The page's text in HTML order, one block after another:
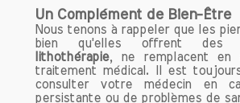
cornaline, vous pourriez
audacieux et prêt à relever
défis. C'est une pierre
l'assertivité, vous
d'exprimer vos pensées et
sans crainte.
Un Complément de Bien-Être
Nous tenons à rappeler que les
bien qu'elles offrent des
lithothérapie, ne remplacent en
traitement médical. Il est
consulter votre médecin en
persistante ou de problèmes de